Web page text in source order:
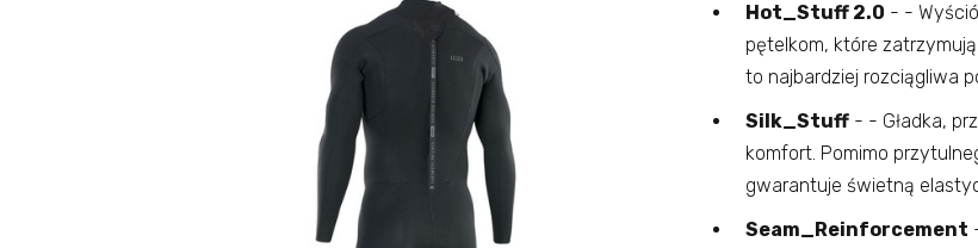
Hot_Stuff 2.0 - -
pętelkom, które
to najbardziej rozciągliwa
Silk_Stuff- - Gładka,
komfort. Pomimo
gwarantuje świetną
Seam_Reinforcement